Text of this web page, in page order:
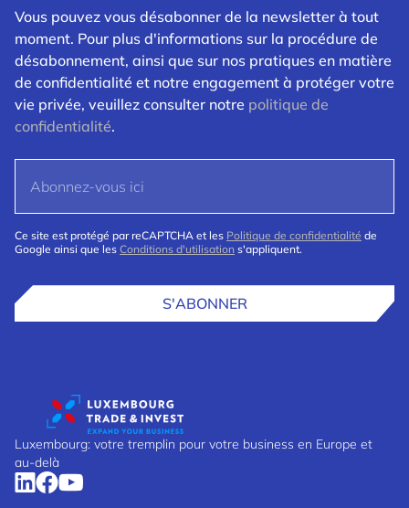
Vous pouvez vous désabonner de la newsletter à tout
moment. Pour plus d'informations sur la procédure de
désabonnement, ainsi que sur nos pratiques en matière
de confidentialité et notre engagement à protéger votre
vie privée, veuillez consulter notre politique de
confidentialité.
Ce site est protégé par reCAPTCHA et les Politique de confidentialité de
Google ainsi que les Conditions d'utilisation s'appliquent.
S'ABONNER
Luxembourg: votre tremplin pour votre business en Europe et
au-delà